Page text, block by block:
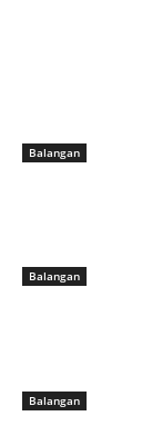
Balangan
Balangan
Balangan